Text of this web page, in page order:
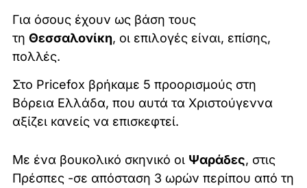
Για όσους έχουν ως βάση τους
τη Θεσσαλονίκη, οι επιλογές είναι, επίσης,
πολλές.
Στο Pricefox βρήκαμε 5 προορισμούς στη
Βόρεια Ελλάδα, που αυτά τα Χριστούγεννα
αξίζει κανείς να επισκεφτεί.
Με ένα βουκολικό σκηνικό οι Ψαράδες, στις
Πρέσπες -σε απόσταση 3 ωρών περίπου από τη